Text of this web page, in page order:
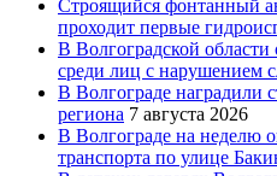
Строящийся фонтанный
проходит первые
В Волгоградской области
среди лиц с нарушением
В Волгограде наградили
региона 7 августа 2026
В Волгограде на неделю
транспорта по улице